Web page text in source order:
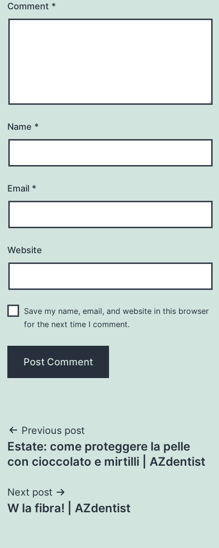
Comment *
Name *
Email *
Website
Save my name, email, and website in this browser
for the next time I comment.
Post
navigation
Previous post
Estate: come proteggere la pelle
con cioccolato e mirtilli | AZdentist
Next post
W la fibra! | AZdentist